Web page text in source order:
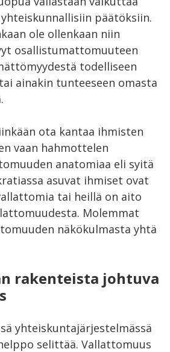
päätöksiin.
ole ollenkaan niin
osallistumattomuuteen
todelliseen
ainakin tunteeseen omasta
ota kantaa ihmisten
vaan hahmottelen
anatomiaa eli syitä
asuvat ihmiset ovat
tai heillä on aito
Molemmat
näkökulmasta yhtä
rakenteista johtuva
yhteiskuntajärjestelmässä
selittää. Vallattomuus